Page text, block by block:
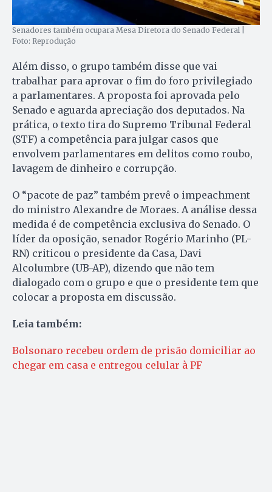
Senadores também ocupara Mesa Diretora do Senado Federal |
Foto: Reprodução
Além disso, o grupo também disse que vai
trabalhar para aprovar o fim do foro privilegiado
a parlamentares. A proposta foi aprovada pelo
Senado e aguarda apreciação dos deputados. Na
prática, o texto tira do Supremo Tribunal Federal
(STF) a competência para julgar casos que
envolvem parlamentares em delitos como roubo,
lavagem de dinheiro e corrupção.
O “pacote de paz” também prevê o impeachment
do ministro Alexandre de Moraes. A análise dessa
medida é de competência exclusiva do Senado. O
líder da oposição, senador Rogério Marinho (PL-
RN) criticou o presidente da Casa, Davi
Alcolumbre (UB-AP), dizendo que não tem
dialogado com o grupo e que o presidente tem que
colocar a proposta em discussão.
Leia também:
Bolsonaro recebeu ordem de prisão domiciliar ao
chegar em casa e entregou celular à PF